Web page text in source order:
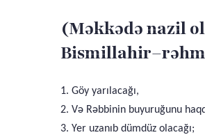
(Məkkədə nazil
1. Göy yarılacağı,
2. Və Rəbbinin buyuruğunu
3. Yer uzanıb dümdüz olacağı;